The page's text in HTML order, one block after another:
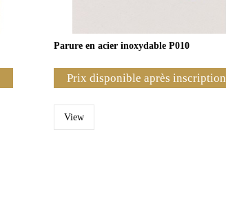
Parure en acier inoxydable P010
Prix disponible après inscription
View